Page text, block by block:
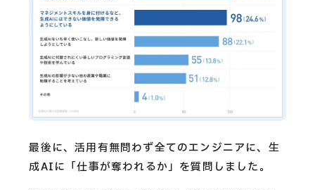
最後に、活用有無問わず全てのエンジニアに、生
成AIに「仕事が奪われるか」を質問しました。